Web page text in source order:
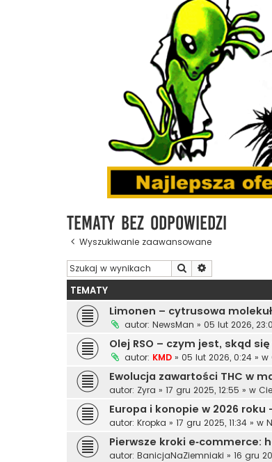
Tematy bez odpowiedzi
Wyszukiwanie zaawansowane
Szukaj
TEMATY
Limonen – cytrusowa
autor: NewsMan » 05 lut 2026,
Olej RSO – czym jest, skąd
autor: KMD » 05 lut 2026, 0:24 » w
Ewolucja zawartości THC w
autor: Zyra » 17 gru 2025, 12:55 » w
Europa i konopie w 2026 roku
autor: Kropka » 17 gru 2025, 11:34 » w
Pierwsze kroki e‑commerce:
autor: BanicjaNaZiemniaki » 16 gru